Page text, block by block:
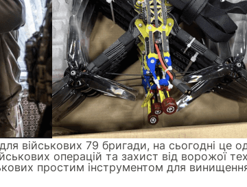
військових 79 бригади, на сьогодні
операцій та захист від ворожої
простим інструментом для